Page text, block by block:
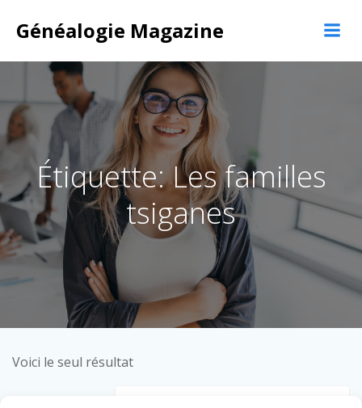
au
contenu
Généalogie Magazine
Étiquette: Les familles
tsiganes
Voici le seul résultat